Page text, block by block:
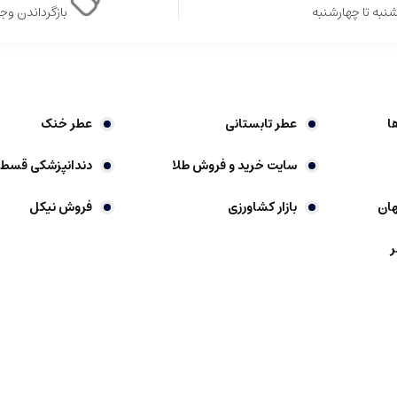
پشت گوش ها.
هستند که نقش مهمی در نشان دادن شخصیت، افزایش اعتماد به نفس و
است که ویژگی های خاص خود را دارد.
شنبه تا چهارشنبه بازگرداندن وجه
عطر تابستانی
عطر خنک
سایت خرید و فروش طلا
دندانپزشکی
بازار کشاورزی
فروش نیکل